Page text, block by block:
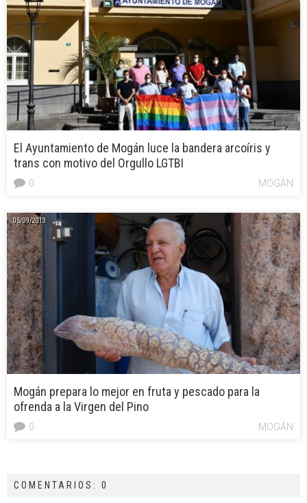
El Ayuntamiento de Mogán luce la bandera arcoíris y
trans con motivo del Orgullo LGTBI
MOGÁN
0
05/09/2013
Mogán prepara lo mejor en fruta y pescado para la
ofrenda a la Virgen del Pino
MOGÁN
0
COMENTARIOS: 0